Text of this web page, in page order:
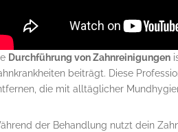
von
Durchführung von Zahnreinigungen
beiträgt. Diese
die mit alltäglicher
der Behandlung nutzt dein